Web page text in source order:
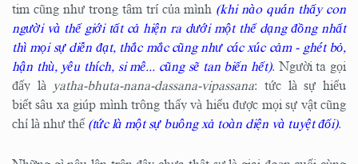
tim cũng như trong tâm trí của mình (khi nào quán thấy con
người và thế giới tất cả hiện ra dưới một thể dạng đồng nhất
thì mọi sự diễn đạt, thắc mắc cũng như các xúc cảm - ghét bỏ,
hận thù, yêu thích, si mê... cũng sẽ tan biến hết). Người ta gọi
đấy là yatha-bhuta-nana-dassana-vipassana: tức là sự hiểu
biết sâu xa giúp mình trông thấy và hiểu được mọi sự vật cũng
chỉ là như thế (tức là một sự buông xả toàn diện và tuyệt đối).